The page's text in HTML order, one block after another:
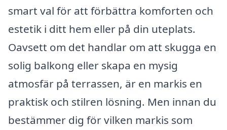
smart val för att förbättra komforten och
estetik i ditt hem eller på din uteplats.
Oavsett om det handlar om att skugga en
solig balkong eller skapa en mysig
atmosfär på terrassen, är en markis en
praktisk och stilren lösning. Men innan du
bestämmer dig för vilken markis som